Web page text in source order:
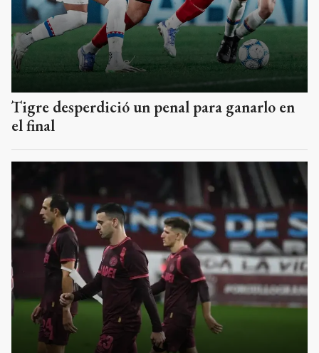
Tigre desperdició un penal para ganarlo en
el final